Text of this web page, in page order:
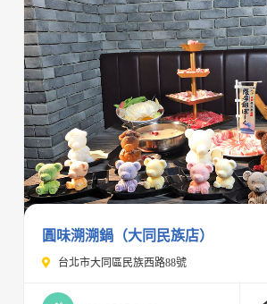
圓味溯溯鍋（大同民族店）
台北市大同區民族西路88號